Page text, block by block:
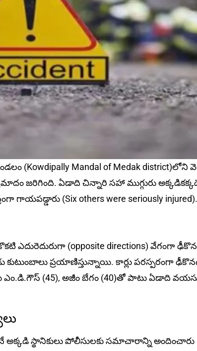
(Kowdipally Mandal of Medak district)లోని
జ‌రిగింది. ఏడాది చిన్నారి సహా ముగ్గురు అక్కడికక్కడే
గాయపడ్డారు (Six others were seriously injured).
ఎదురెదురుగా (opposite directions) వేగంగా
కుటుంబాలు ప్ర‌యాణిస్తున్నాయి. కార్లు ప‌ర‌స్ప‌రంగా
(45), అజీం బేగం (40)తో పాటు ఏడాది
అక్కడి స్థానికులు పోలీసులకు సమాచారాన్ని అందించారు